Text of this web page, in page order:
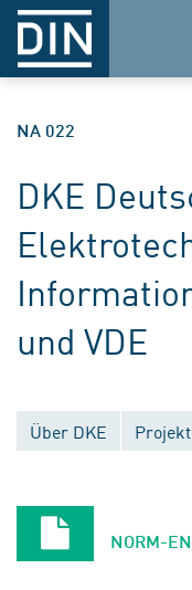
NA 022
DKE
und VDE
Über DKE
NORM-